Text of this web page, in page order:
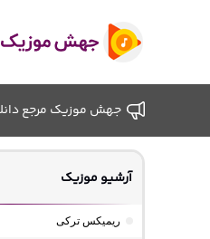
جهش موزیک مرجع
آرشیو موزیک
ریمیکس ترکی